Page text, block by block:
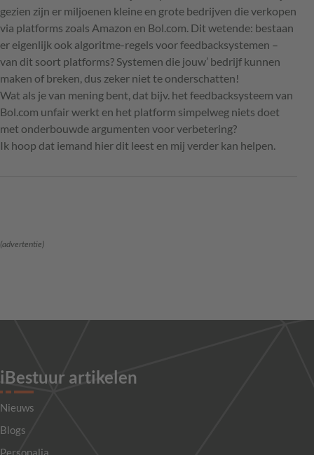
gezien zijn er miljoenen kleine en grote bedrijven die verkopen
via platforms zoals Amazon en Bol.com. Dit wetende: bestaan
er eigenlijk ook algoritme-regels voor feedbacksystemen –
van dit soort platforms? Systemen die jouw’ bedrijf kunnen
maken of breken, dus zeker niet te onderschatten!
Wat als je van mening bent, dat bijv. het feedbacksysteem van
Bol.com unfair werkt en het platform simpelweg niets doet
met onderbouwde argumenten voor verbetering?
Ik hoop dat iemand hier dit leest en mij verder kan helpen.
(advertentie)
iBestuur artikelen
Nieuws
Blogs
Personalia